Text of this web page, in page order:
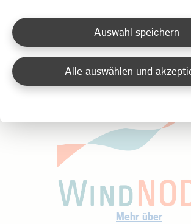
Ministerpräsidenten der Bundesländer
Vorpommern, Brandenburg, Sachsen-
und Thüringen sowie dem Regierenden
von Berlin.
Mehr über
Auswahl speichern
Alle auswählen und